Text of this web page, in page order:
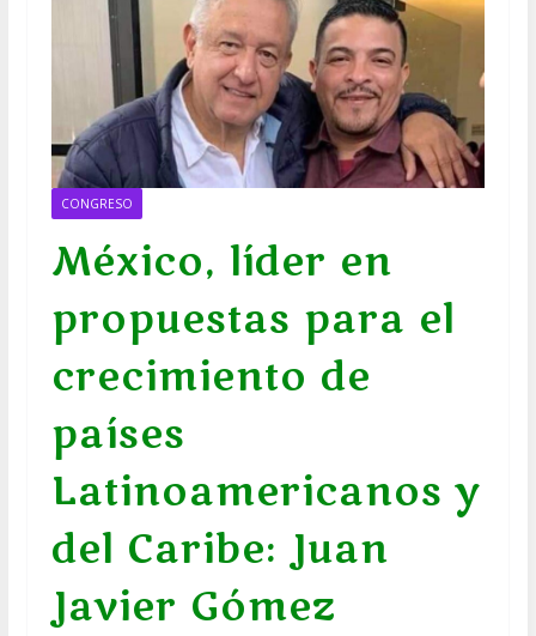
CONGRESO
México, líder en
propuestas para el
crecimiento de
países
Latinoamericanos y
del Caribe: Juan
Javier Gómez